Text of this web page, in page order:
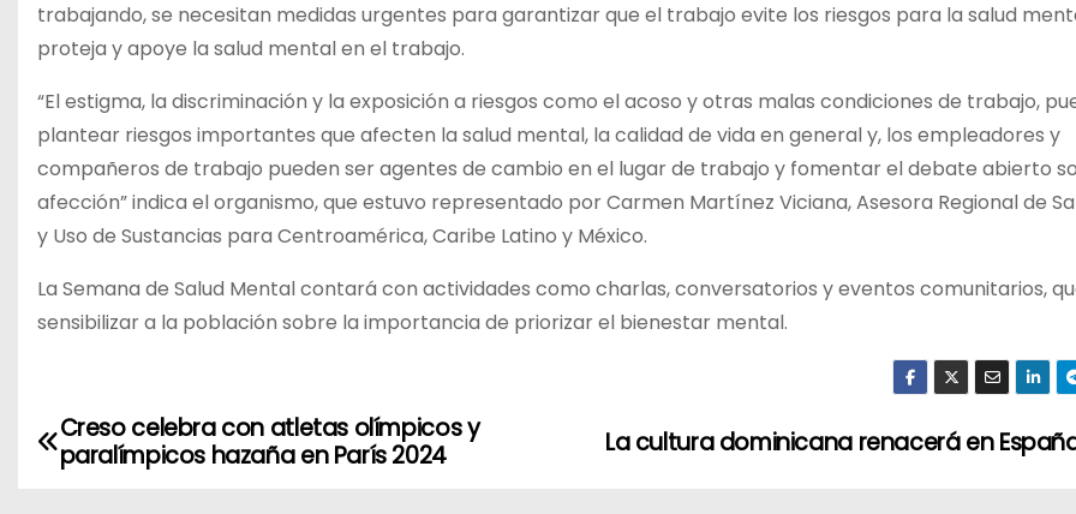
trabajando, se necesitan medidas urgentes para garantizar que el trabajo evite los riesgos para la salud
proteja y apoye la salud mental en el trabajo.
“El estigma, la discriminación y la exposición a riesgos como el acoso y otras malas condiciones de trabajo,
plantear riesgos importantes que afecten la salud mental, la calidad de vida en general y, los empleadores y
compañeros de trabajo pueden ser agentes de cambio en el lugar de trabajo y fomentar el debate abierto
afección” indica el organismo, que estuvo representado por Carmen Martínez Viciana, Asesora Regional de
y Uso de Sustancias para Centroamérica, Caribe Latino y México.
La Semana de Salud Mental contará con actividades como charlas, conversatorios y eventos comunitarios,
sensibilizar a la población sobre la importancia de priorizar el bienestar mental.
N
La cultura dominicana renacerá en
Creso celebra con atletas olímpicos y
paralímpicos hazaña en París 2024